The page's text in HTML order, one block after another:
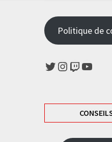
Politique de
Twitter
Instagram
Twitch